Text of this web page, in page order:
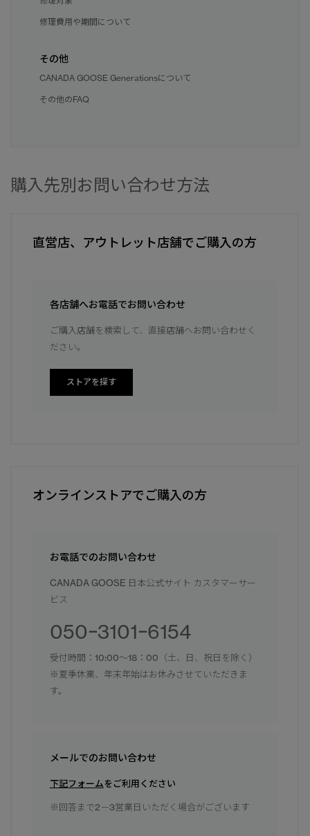
修理費用や期間について
その他
CANADA GOOSE Generationsについて
その他のFAQ
購入先別お問い合わせ方法
直営店、アウトレット店舗でご購入の方
各店舗へお電話でお問い合わせ
ご購入店舗を検索して、直接店舗へお問い合わせく
ださい。
ストアを探す
オンラインストアでご購入の方
お電話でのお問い合わせ
CANADA GOOSE 日本公式サイト カスタマーサー
ビス
050ｰ3101ｰ6154
受付時間：10:00～18：00（土、日、祝日を除く）
※夏季休業、年末年始はお休みさせていただきま
す。
メールでのお問い合わせ
下記フォームをご利用ください
※回答まで2－3営業日いただく場合がございます